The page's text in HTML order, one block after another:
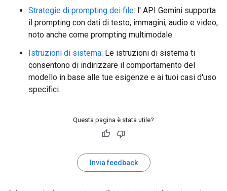
Strategie di prompting dei file: l' API Gemini supporta
il prompting con dati di testo, immagini, audio e video,
noto anche come prompting multimodale.
Istruzioni di sistema: Le istruzioni di sistema ti
consentono di indirizzare il comportamento del
modello in base alle tue esigenze e ai tuoi casi d'uso
specifici.
Questa pagina è stata utile?
Invia feedback